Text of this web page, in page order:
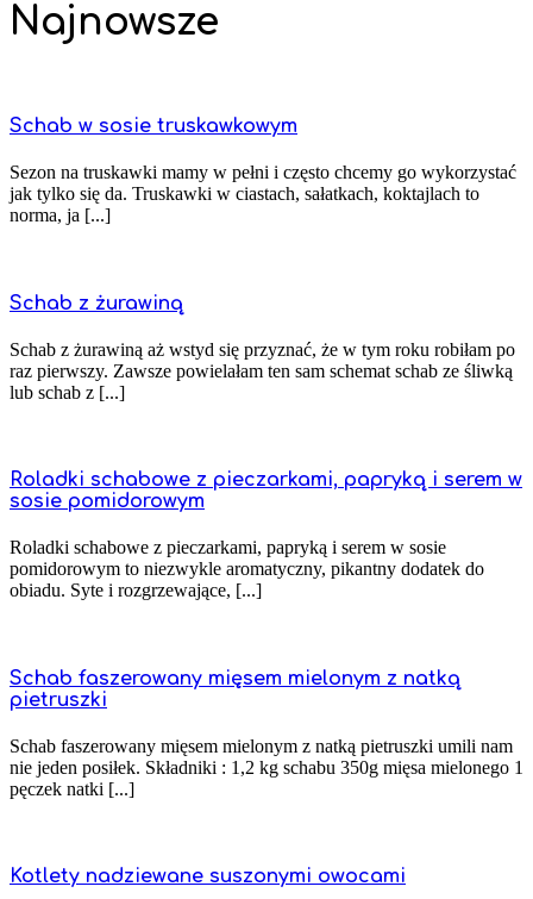
Najnowsze
Schab w sosie truskawkowym
Sezon na truskawki mamy w pełni i często chcemy go wykorzystać
jak tylko się da. Truskawki w ciastach, sałatkach, koktajlach to
norma, ja [...]
Schab z żurawiną
Schab z żurawiną aż wstyd się przyznać, że w tym roku robiłam po
raz pierwszy. Zawsze powielałam ten sam schemat schab ze śliwką
lub schab z [...]
Roladki schabowe z pieczarkami, papryką i serem w
sosie pomidorowym
Roladki schabowe z pieczarkami, papryką i serem w sosie
pomidorowym to niezwykle aromatyczny, pikantny dodatek do
obiadu. Syte i rozgrzewające, [...]
Schab faszerowany mięsem mielonym z natką
pietruszki
Schab faszerowany mięsem mielonym z natką pietruszki umili nam
nie jeden posiłek. Składniki : 1,2 kg schabu 350g mięsa mielonego 1
pęczek natki [...]
Kotlety nadziewane suszonymi owocami